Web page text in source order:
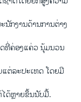
ນັກງານດ້ານການຕ່າງ
ທີ່ຄ່ອງແຄ່ວ ນຸ້ມນວນ
ຕ່ລະປະເທດ ໂດຍມີ
ໄດ້ຫຼາຍຂຶ້ນນັບມື້.